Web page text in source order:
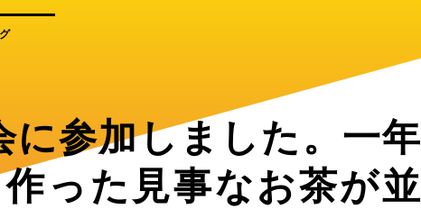
に参加しました。一年
った見事なお茶が並